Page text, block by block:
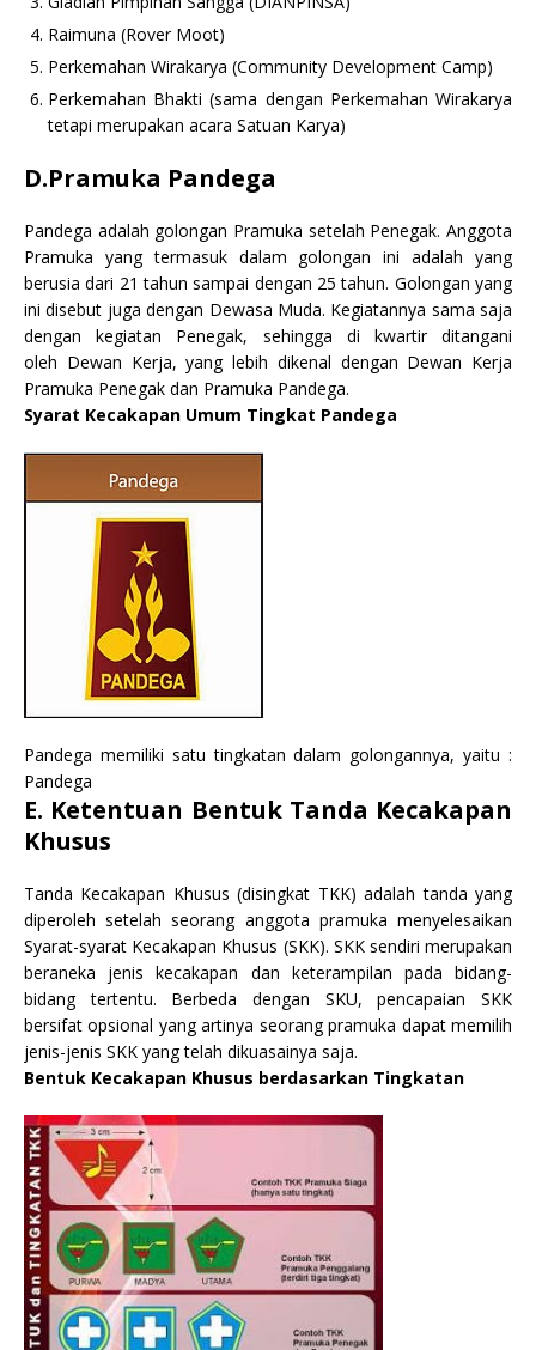
Raimuna (Rover Moot)
Perkemahan Wirakarya (Community Development Camp)
Perkemahan Bhakti (sama dengan Perkemahan Wirakarya
tetapi merupakan acara Satuan Karya)
D.Pramuka Pandega
Pandega adalah golongan Pramuka setelah Penegak. Anggota
Pramuka yang termasuk dalam golongan ini adalah yang
berusia dari 21 tahun sampai dengan 25 tahun. Golongan yang
ini disebut juga dengan Dewasa Muda. Kegiatannya sama saja
dengan kegiatan Penegak, sehingga di kwartir ditangani
oleh Dewan Kerja, yang lebih dikenal dengan Dewan Kerja
Pramuka Penegak dan Pramuka Pandega.
Syarat Kecakapan Umum Tingkat Pandega
Pandega memiliki satu tingkatan dalam golongannya, yaitu :
Pandega
E. Ketentuan Bentuk Tanda Kecakapan
Khusus
Tanda Kecakapan Khusus (disingkat TKK) adalah tanda yang
diperoleh setelah seorang anggota pramuka menyelesaikan
Syarat-syarat Kecakapan Khusus (SKK). SKK sendiri merupakan
beraneka jenis kecakapan dan keterampilan pada bidang-
bidang tertentu. Berbeda dengan SKU, pencapaian SKK
bersifat opsional yang artinya seorang pramuka dapat memilih
jenis-jenis SKK yang telah dikuasainya saja.
Bentuk Kecakapan Khusus berdasarkan Tingkatan